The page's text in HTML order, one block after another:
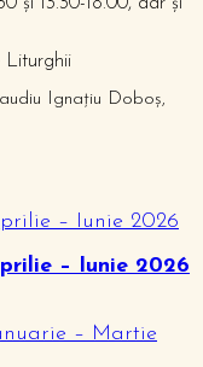
și 13.30-18.00, dar și
Liturghii
Ignațiu Doboș,
– Iunie 2026